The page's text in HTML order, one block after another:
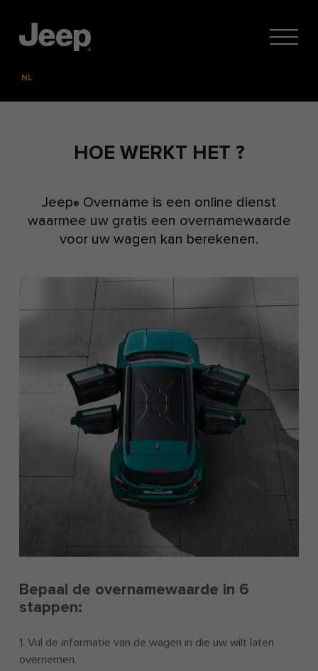
NL
HOE WERKT HET ?
Jeep® Overname is een online dienst
waarmee uw gratis een overnamewaarde
voor uw wagen kan berekenen.
Bepaal de overnamewaarde in 6
stappen:
1. Vul de informatie van de wagen in die uw wilt laten
overnemen.